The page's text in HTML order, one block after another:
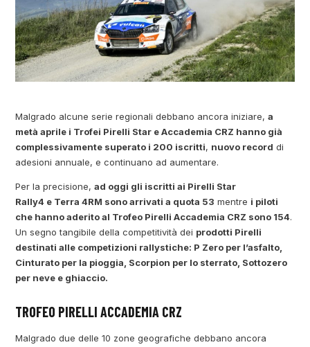
Malgrado alcune serie regionali debbano ancora iniziare,a
metà aprile i Trofei Pirelli Star e Accademia CRZ hanno già
complessivamente superato i 200 iscritti, nuovo record di
adesioni annuale, e continuano ad aumentare.
Per la precisione,ad oggi gli iscritti ai Pirelli Star
Rally4 e Terra 4RM sono arrivati a quota 53 mentre i piloti
che hanno aderito al Trofeo Pirelli Accademia CRZ sono 154.
Un segno tangibile della competitività dei prodotti Pirelli
destinati alle competizioni rallystiche: P Zero per l’asfalto,
Cinturato per la pioggia, Scorpion per lo sterrato, Sottozero
per neve e ghiaccio.
TROFEO PIRELLI ACCADEMIA CRZ
Malgrado due delle 10 zone geografiche debbano ancora